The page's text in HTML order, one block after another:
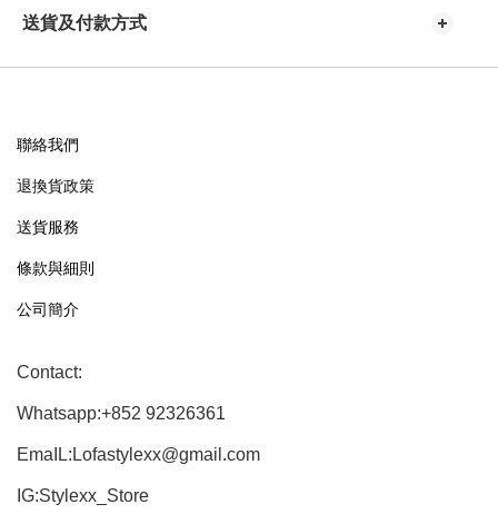
送貨及付款方式
聯絡我們
退換貨政策
送貨服務
條款與細則
公司簡介
Contact:
Whatsapp:+852 92326361
EmaIL:Lofastylexx@gmail.com
IG:Stylexx_Store